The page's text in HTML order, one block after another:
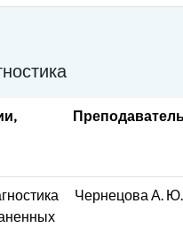
Чернецова А. Ю.